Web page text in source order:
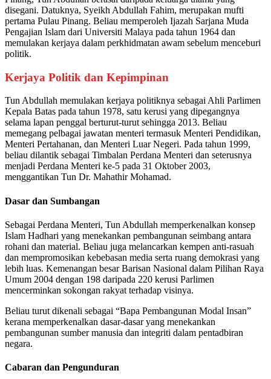
disegani. Datuknya, Syeikh Abdullah Fahim, merupakan mufti
pertama Pulau Pinang. Beliau memperoleh Ijazah Sarjana Muda
Pengajian Islam dari Universiti Malaya pada tahun 1964 dan
memulakan kerjaya dalam perkhidmatan awam sebelum menceburi
politik.
Kerjaya Politik dan Kepimpinan
Tun Abdullah memulakan kerjaya politiknya sebagai Ahli Parlimen
Kepala Batas pada tahun 1978, satu kerusi yang dipegangnya
selama lapan penggal berturut-turut sehingga 2013. Beliau
memegang pelbagai jawatan menteri termasuk Menteri Pendidikan,
Menteri Pertahanan, dan Menteri Luar Negeri. Pada tahun 1999,
beliau dilantik sebagai Timbalan Perdana Menteri dan seterusnya
menjadi Perdana Menteri ke-5 pada 31 Oktober 2003,
menggantikan Tun Dr. Mahathir Mohamad. ​
Dasar dan Sumbangan
Sebagai Perdana Menteri, Tun Abdullah memperkenalkan konsep
Islam Hadhari yang menekankan pembangunan seimbang antara
rohani dan material. Beliau juga melancarkan kempen anti-rasuah
dan mempromosikan kebebasan media serta ruang demokrasi yang
lebih luas. Kemenangan besar Barisan Nasional dalam Pilihan Raya
Umum 2004 dengan 198 daripada 220 kerusi Parlimen
mencerminkan sokongan rakyat terhadap visinya.
Beliau turut dikenali sebagai “Bapa Pembangunan Modal Insan”
kerana memperkenalkan dasar-dasar yang menekankan
pembangunan sumber manusia dan integriti dalam pentadbiran
negara.
Cabaran dan Pengunduran